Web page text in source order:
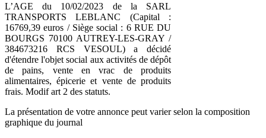
L’AGE du 10/02/2023 de la SARL
TRANSPORTS LEBLANC (Capital :
16769,39 euros / Siège social : 6 RUE DU
BOURGS 70100 AUTREY-LES-GRAY /
384673216 RCS VESOUL) a décidé
d'étendre l'objet social aux activités de dépôt
de pains, vente en vrac de produits
alimentaires, épicerie et vente de produits
frais. Modif art 2 des statuts.
La présentation de votre annonce peut varier selon la composition
graphique du journal